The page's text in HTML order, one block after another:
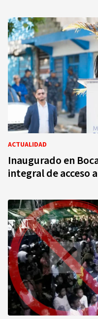
ACTUALIDAD
Inaugurado en
integral de acceso